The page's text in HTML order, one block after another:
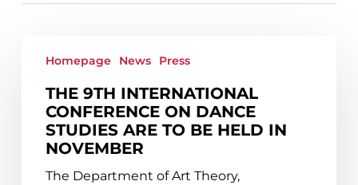
Conference
Dance
Studies
Homepage News Press
THE 9TH INTERNATIONAL
CONFERENCE ON DANCE
STUDIES ARE TO BE HELD IN
NOVEMBER
The Department of Art Theory,